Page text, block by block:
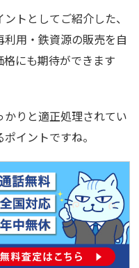
トとしてご紹介した、
用・鉄資源の販売を自
にも期待ができます
りと適正処理されてい
イントですね。